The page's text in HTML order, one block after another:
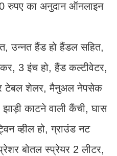
रुपए का अनुदान ऑनलाइन
उन्नत हैंड हो हैंडल सहित,
3 इंच हो, हैंड कल्टीवेटर,
टेबल शेलर, मैनुअल नेपसेक
काटने वाली कैंची, घास
व्हील हो, ग्राउंड नट
बोतल स्प्रेयर 2 लीटर,